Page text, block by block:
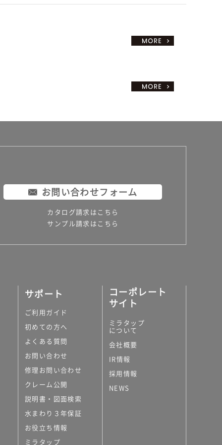
お問い合わせフォーム
カタログ請求はこちら
サンプル請求はこちら
サポート
ご利用ガイド
初めての方へ
よくある質問
お問い合わせ
修理お問い合わせ
クレーム公開
説明書・図面検索
水まわり３年保証
お役立ち情報
ミラタップ
コーポレート
サイト
ミラタップ
について
会社概要
IR情報
採用情報
NEWS